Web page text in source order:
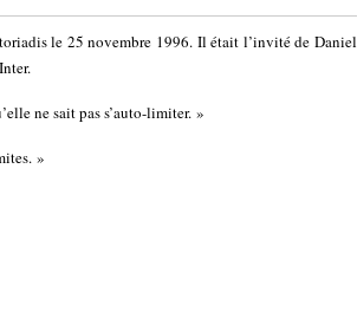
le 25 novembre 1996. Il était l’invité de Daniel
ne sait pas s’auto-limiter. »
»